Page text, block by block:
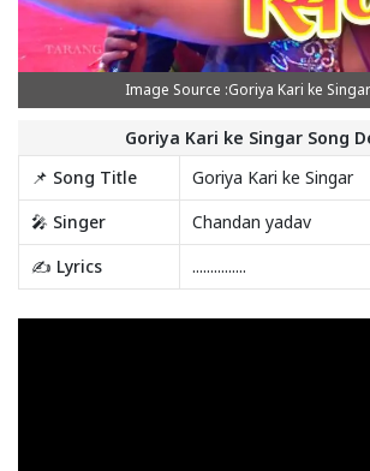
Image Source :Goriya Kari ke
Goriya Kari ke Singar Song
📌 Song Title
Goriya Kari ke Singar
🎤 Singer
Chandan yadav
✍️ Lyrics
...............